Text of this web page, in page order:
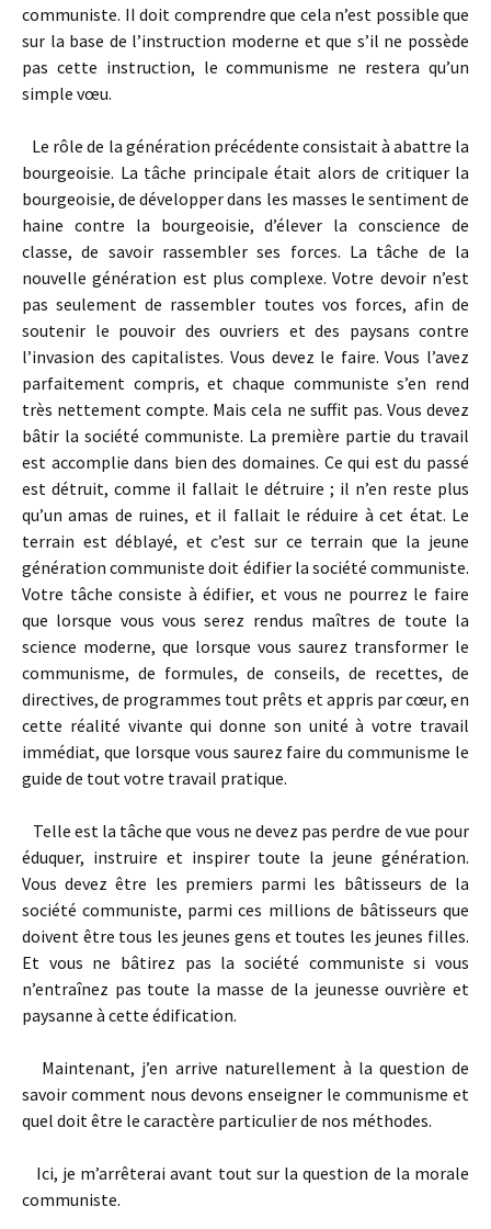
communiste. II doit comprendre que cela n’est possible que
sur la base de l’instruction moderne et que s’il ne possède
pas cette instruction, le communisme ne restera qu’un
simple vœu.
Le rôle de la génération précédente consistait à abattre la
bourgeoisie. La tâche principale était alors de critiquer la
bourgeoisie, de développer dans les masses le sentiment de
haine contre la bourgeoisie, d’élever la conscience de
classe, de savoir rassembler ses forces. La tâche de la
nouvelle génération est plus complexe. Votre devoir n’est
pas seulement de rassembler toutes vos forces, afin de
soutenir le pouvoir des ouvriers et des paysans contre
l’invasion des capitalistes. Vous devez le faire. Vous l’avez
parfaitement compris, et chaque communiste s’en rend
très nettement compte. Mais cela ne suffit pas. Vous devez
bâtir la société communiste. La première partie du travail
est accomplie dans bien des domaines. Ce qui est du passé
est détruit, comme il fallait le détruire ; il n’en reste plus
qu’un amas de ruines, et il fallait le réduire à cet état. Le
terrain est déblayé, et c’est sur ce terrain que la jeune
génération communiste doit édifier la société communiste.
Votre tâche consiste à édifier, et vous ne pourrez le faire
que lorsque vous vous serez rendus maîtres de toute la
science moderne, que lorsque vous saurez transformer le
communisme, de formules, de conseils, de recettes, de
directives, de programmes tout prêts et appris par cœur, en
cette réalité vivante qui donne son unité à votre travail
immédiat, que lorsque vous saurez faire du communisme le
guide de tout votre travail pratique.
Telle est la tâche que vous ne devez pas perdre de vue pour
éduquer, instruire et inspirer toute la jeune génération.
Vous devez être les premiers parmi les bâtisseurs de la
société communiste, parmi ces millions de bâtisseurs que
doivent être tous les jeunes gens et toutes les jeunes filles.
Et vous ne bâtirez pas la société communiste si vous
n’entraînez pas toute la masse de la jeunesse ouvrière et
paysanne à cette édification.
Maintenant, j’en arrive naturellement à la question de
savoir comment nous devons enseigner le communisme et
quel doit être le caractère particulier de nos méthodes.
Ici, je m’arrêterai avant tout sur la question de la morale
communiste.